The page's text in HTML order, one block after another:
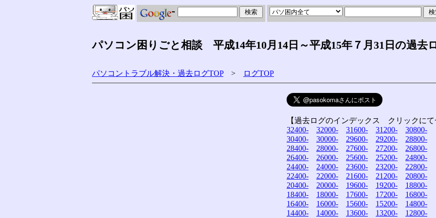
パソコン困りごと相談 平成14年10月14日～平成15年７月31日の過去
パソコントラブル解決・過去ログTOP> ログTOP
【過去ログのインデックス クリックにて
32400-
32000- 31600- 31200-
30800-
30400-
30000- 29600- 29200-
28800-
28400-
28000- 27600- 27200-
26800-
26400-
26000- 25600- 25200-
24800-
24400-
24000- 23600- 23200-
22800-
22400-
22000- 21600- 21200-
20800-
20400-
20000- 19600- 19200-
18800-
18400-
18000- 17600- 17200-
16800-
16400-
16000- 15600- 15200-
14800-
14400-
14000- 13600- 13200-
12800-